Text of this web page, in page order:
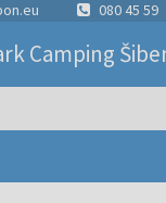
080 45 59